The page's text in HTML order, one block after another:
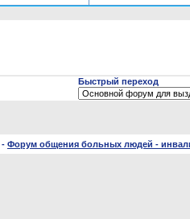
Быстрый переход
- Форум общения больных людей -